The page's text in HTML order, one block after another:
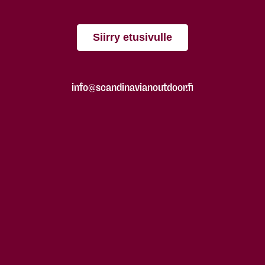
Siirry etusivulle
info@scandinavianoutdoor.fi